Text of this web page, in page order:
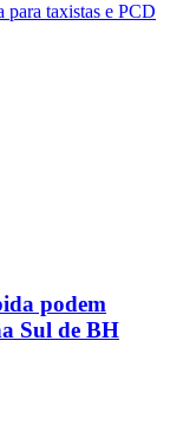
taxistas e PCD
podem
Sul de BH